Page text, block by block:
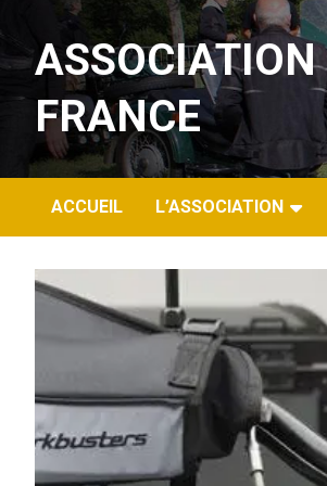
au
contenu
FRANCE
ACCUEIL L’ASSOCIATION